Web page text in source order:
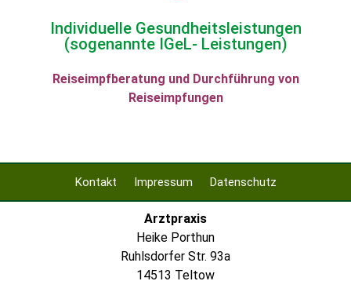
Individuelle Gesundheitsleistungen
(sogenannte IGeL- Leistungen)
Reiseimpfberatung und Durchführung von
Reiseimpfungen
Kontakt Impressum Datenschutz
Arztpraxis
Heike Porthun
Ruhlsdorfer Str. 93a
14513 Teltow